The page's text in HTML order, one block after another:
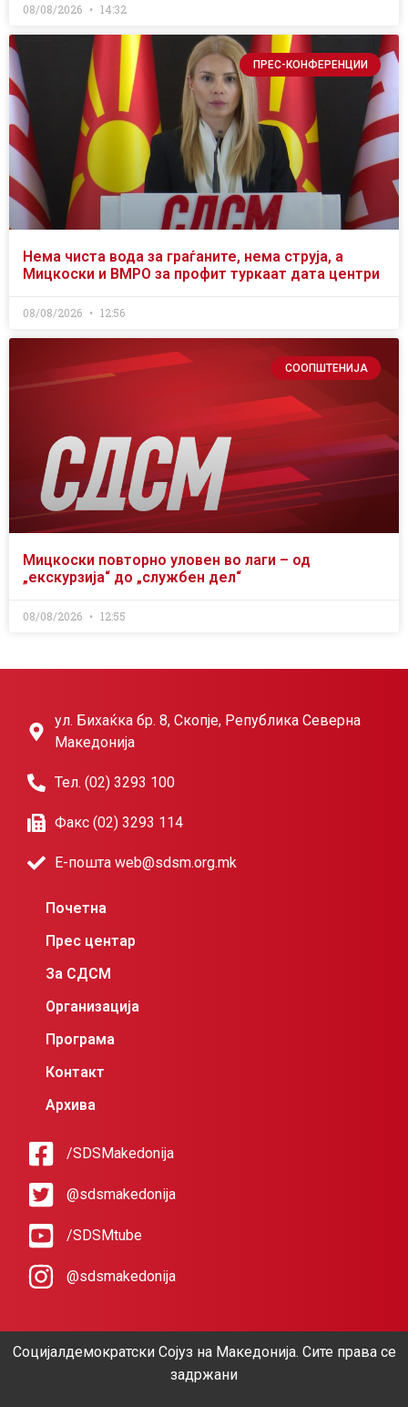
08/08/2026 14:32
ПРЕС-КОНФЕРЕНЦИИ
Нема чиста вода за граѓаните, нема струја, а
Мицкоски и ВМРО за профит туркаат дата центри
08/08/2026 12:56
СООПШТЕНИЈА
Мицкоски повторно уловен во лаги – од
„екскурзија“ до „службен дел“
08/08/2026 12:55
ул. Бихаќка бр. 8, Скопје, Република Северна
Македонија
Тел. (02) 3293 100
Факс (02) 3293 114
Е-пошта web@sdsm.org.mk
Почетна
Прес центар
За СДСМ
Организација
Програма
Контакт
Архива
/SDSMakedonija
@sdsmakedonija
/SDSMtube
@sdsmakedonija
Социјалдемократски Сојуз на Македонија. Сите права се
задржани